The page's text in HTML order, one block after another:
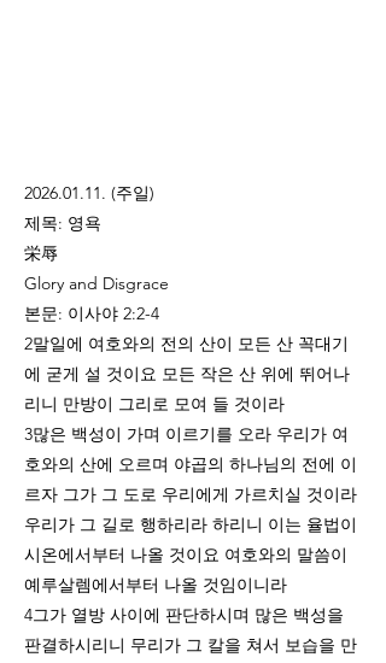
2026.01.11. (주일)
제목: 영욕
栄辱
Glory and Disgrace
본문: 이사야 2:2-4
2말일에 여호와의 전의 산이 모든 산 꼭대기
에 굳게 설 것이요 모든 작은 산 위에 뛰어나
리니 만방이 그리로 모여 들 것이라
3많은 백성이 가며 이르기를 오라 우리가 여
호와의 산에 오르며 야곱의 하나님의 전에 이
르자 그가 그 도로 우리에게 가르치실 것이라
우리가 그 길로 행하리라 하리니 이는 율법이
시온에서부터 나올 것이요 여호와의 말씀이
예루살렘에서부터 나올 것임이니라
4그가 열방 사이에 판단하시며 많은 백성을
판결하시리니 무리가 그 칼을 쳐서 보습을 만